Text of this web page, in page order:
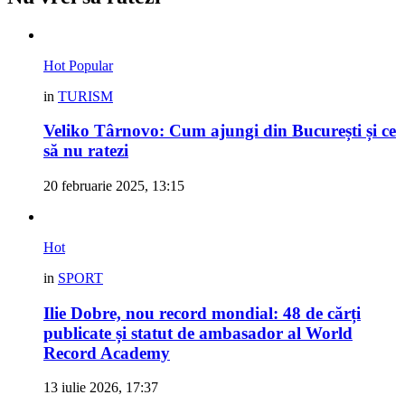
Hot Popular
in TURISM
Veliko Târnovo: Cum ajungi din București și ce
să nu ratezi
20 februarie 2025, 13:15
Hot
in SPORT
Ilie Dobre, nou record mondial: 48 de cărți
publicate și statut de ambasador al World
Record Academy
13 iulie 2026, 17:37